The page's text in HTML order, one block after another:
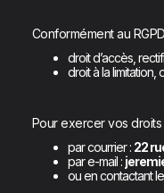
Conformément au
droit d’accès,
droit à la limitation,
Pour exercer vos droits
par courrier : 22
par e-mail :
ou en contactant